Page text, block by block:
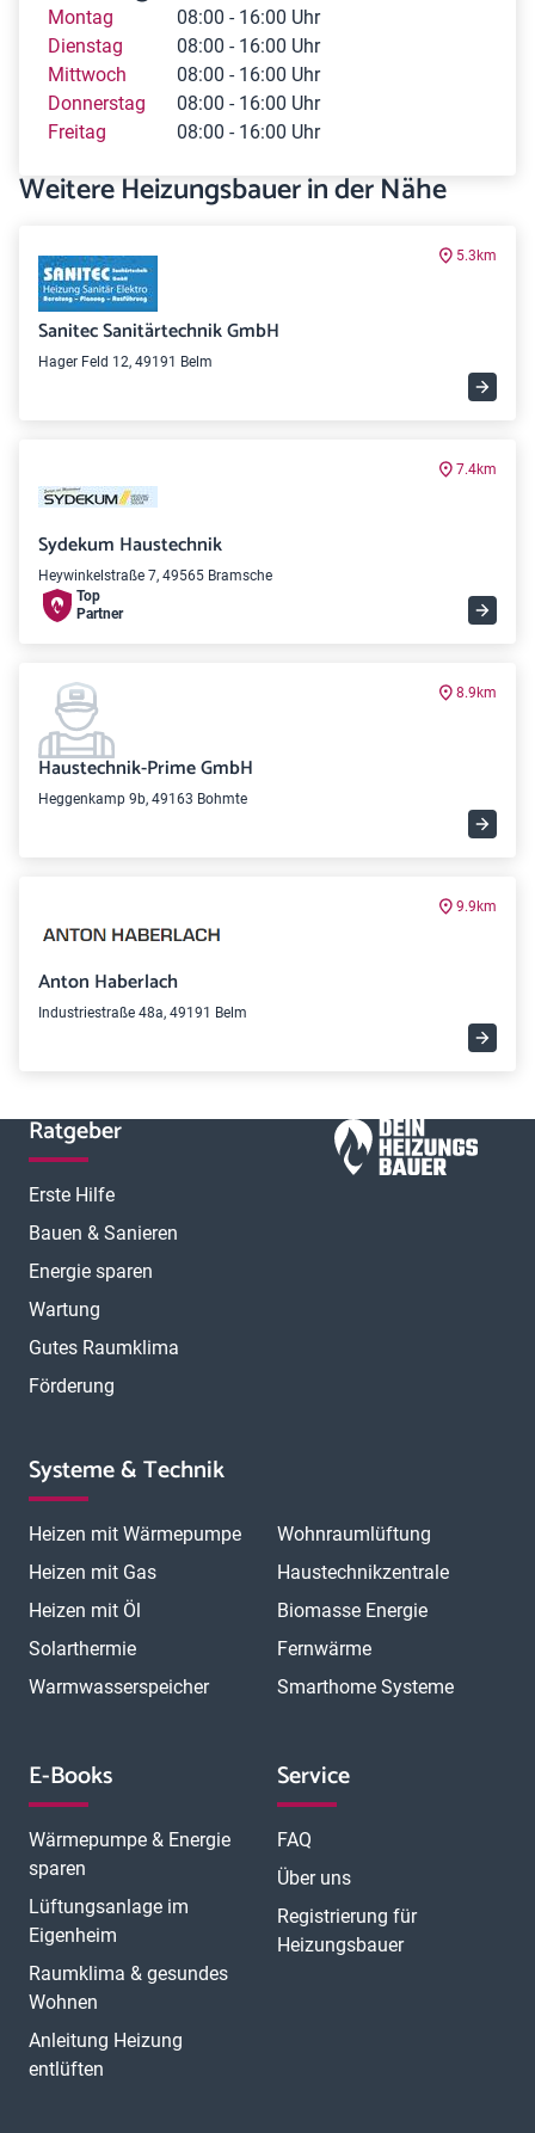
Montag
08:00 - 16:00 Uhr
Dienstag
08:00 - 16:00 Uhr
Mittwoch
08:00 - 16:00 Uhr
Donnerstag
08:00 - 16:00 Uhr
Freitag
08:00 - 16:00 Uhr
Weitere Heizungsbauer in der Nähe
5.3km
Sanitec Sanitärtechnik GmbH
Hager Feld 12, 49191 Belm
7.4km
Sydekum Haustechnik
Heywinkelstraße 7, 49565 Bramsche
Top
Partner
8.9km
Haustechnik-Prime GmbH
Heggenkamp 9b, 49163 Bohmte
9.9km
Anton Haberlach
Industriestraße 48a, 49191 Belm
Ratgeber
Erste Hilfe
Bauen & Sanieren
Energie sparen
Wartung
Gutes Raumklima
Förderung
Systeme & Technik
Heizen mit Wärmepumpe
Heizen mit Gas
Heizen mit Öl
Solarthermie
Warmwasserspeicher
Wohnraumlüftung
Haustechnikzentrale
Biomasse Energie
Fernwärme
Smarthome Systeme
E-Books
Wärmepumpe & Energie
sparen
Lüftungsanlage im
Eigenheim
Raumklima & gesundes
Wohnen
Anleitung Heizung
entlüften
Service
FAQ
Über uns
Registrierung für
Heizungsbauer